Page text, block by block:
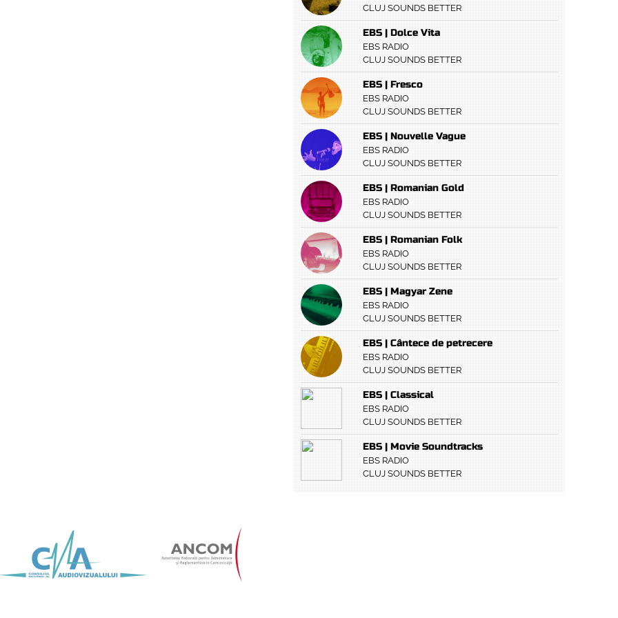
CLUJ SOUNDS BETTER
EBS | Dolce Vita
EBS RADIO
CLUJ SOUNDS BETTER
EBS | Fresco
EBS RADIO
CLUJ SOUNDS BETTER
EBS | Nouvelle Vague
EBS RADIO
CLUJ SOUNDS BETTER
EBS | Romanian Gold
EBS RADIO
CLUJ SOUNDS BETTER
EBS | Romanian Folk
EBS RADIO
CLUJ SOUNDS BETTER
EBS | Magyar Zene
EBS RADIO
CLUJ SOUNDS BETTER
EBS | Cântece de petrecere
EBS RADIO
CLUJ SOUNDS BETTER
EBS | Classical
EBS RADIO
CLUJ SOUNDS BETTER
EBS | Movie Soundtracks
EBS RADIO
CLUJ SOUNDS BETTER